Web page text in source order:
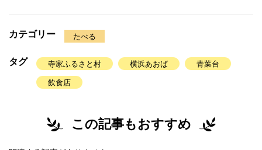
カテゴリー たべる
タグ 寺家ふるさと村 横浜あおば 青葉台
飲食店
この記事もおすすめ